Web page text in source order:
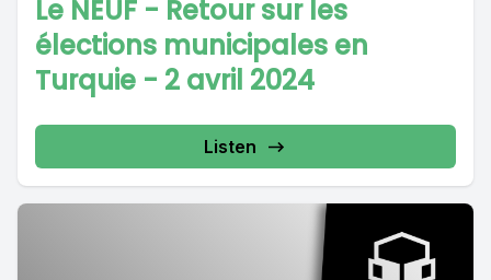
Le NEUF - Retour sur les
élections municipales en
Turquie - 2 avril 2024
Listen